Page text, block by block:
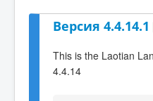
Версия 4.4.14.1
This is the Laotian
4.4.14